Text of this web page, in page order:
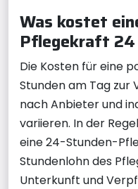
Was kostet
Pflegekraft 24
Die Kosten für eine
Stunden am Tag zur
nach Anbieter und
variieren. In der
eine 24-Stunden-
Stundenlohn des
Unterkunft und